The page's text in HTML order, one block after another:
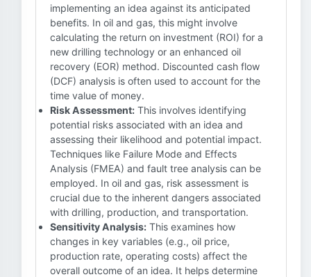
implementing an idea against its anticipated
benefits. In oil and gas, this might involve
calculating the return on investment (ROI) for a
new drilling technology or an enhanced oil
recovery (EOR) method. Discounted cash flow
(DCF) analysis is often used to account for the
time value of money.
Risk Assessment: This involves identifying
potential risks associated with an idea and
assessing their likelihood and potential impact.
Techniques like Failure Mode and Effects
Analysis (FMEA) and fault tree analysis can be
employed. In oil and gas, risk assessment is
crucial due to the inherent dangers associated
with drilling, production, and transportation.
Sensitivity Analysis: This examines how
changes in key variables (e.g., oil price,
production rate, operating costs) affect the
overall outcome of an idea. It helps determine